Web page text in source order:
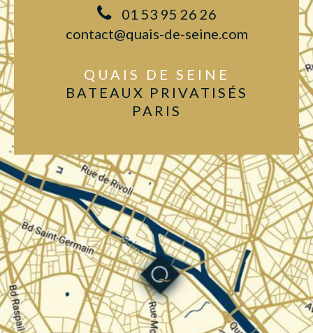
01 53 95 26 26
contact@quais-de-seine.com
QUAIS DE SEINE
BATEAUX PRIVATISÉS
PARIS